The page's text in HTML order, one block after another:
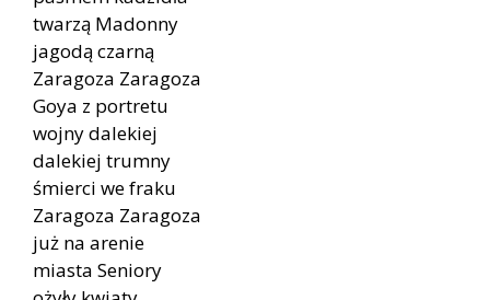
twarzą Madonny
jagodą czarną
Zaragoza Zaragoza
Goya z portretu
wojny dalekiej
dalekiej trumny
śmierci we fraku
Zaragoza Zaragoza
już na arenie
miasta Seniory